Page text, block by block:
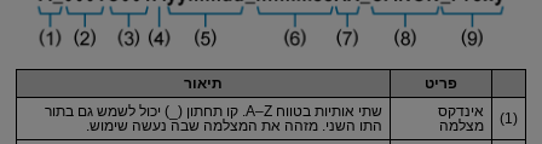
פריט תיאור
(1)
אינדקס
מצלמה
שתי אותיות בטווח A–Z. קו תחתון (_) יכול לשמש גם בתור
התו השני. מזהה את המצלמה שבה נעשה שימוש.